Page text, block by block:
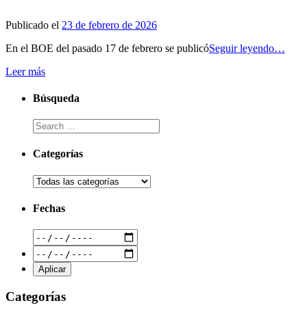
Publicado el 23 de febrero de 2026
En el BOE del pasado 17 de febrero se publicóSeguir leyendo…
Leer más
Búsqueda
Categorías
Fechas
Categorías